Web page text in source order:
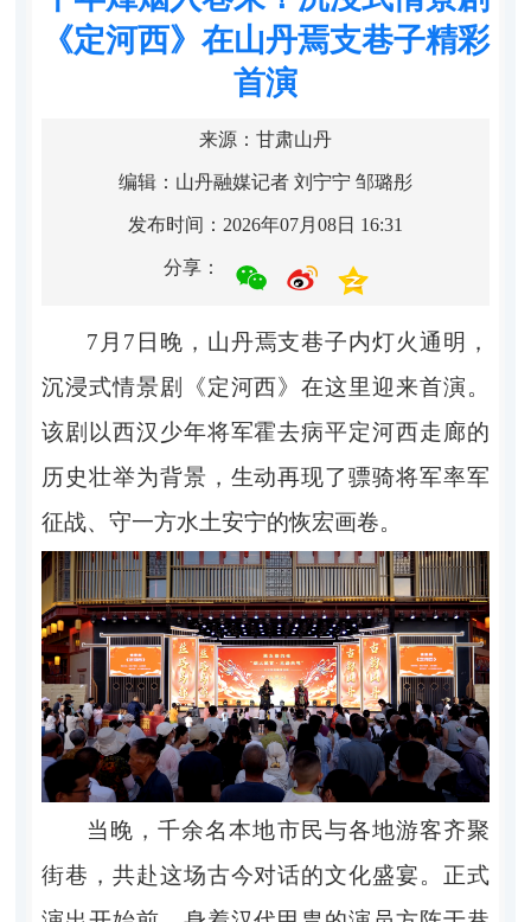
《定河西》在山丹焉支巷子精彩
首演
来源：甘肃山丹
编辑：山丹融媒记者 刘宁宁 邹璐彤
发布时间：2026年07月08日 16:31
分享：
7月7日晚，山丹焉支巷子内灯火通明，
沉浸式情景剧《定河西》在这里迎来首演。
该剧以西汉少年将军霍去病平定河西走廊的
历史壮举为背景，生动再现了骠骑将军率军
征战、守一方水土安宁的恢宏画卷。
当晚，千余名本地市民与各地游客齐聚
街巷，共赴这场古今对话的文化盛宴。正式